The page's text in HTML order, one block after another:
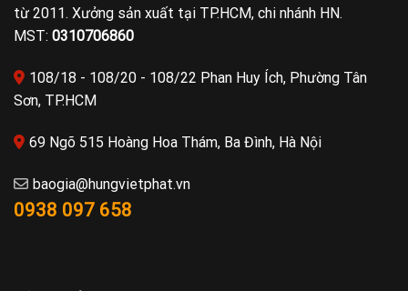
từ 2011. Xưởng sản xuất tại TP.HCM, chi nhánh HN.
MST: 0310706860
108/18 - 108/20 - 108/22 Phan Huy Ích, Phường Tân
Sơn, TP.HCM
69 Ngõ 515 Hoàng Hoa Thám, Ba Đình, Hà Nội
baogia@hungvietphat.vn
0938 097 658